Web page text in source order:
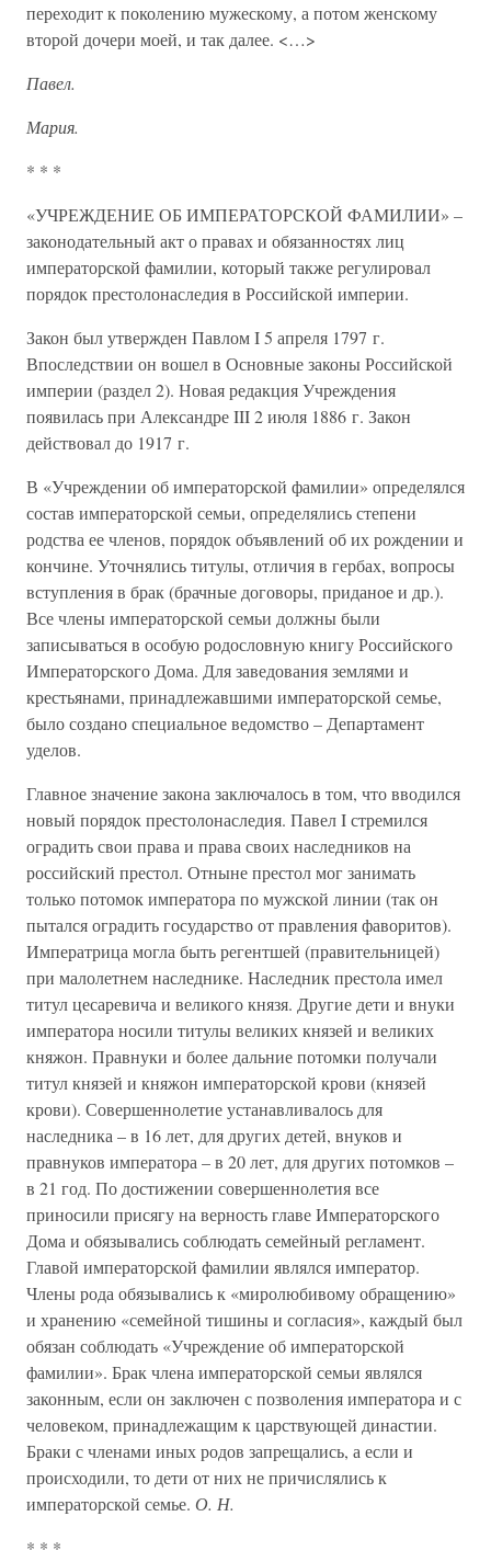
переходит к поколению мужескому, а потом женскому
второй дочери моей, и так далее. <…>
Павел.
Мария.
* * *
«УЧРЕЖДЕНИЕ ОБ ИМПЕРАТОРСКОЙ ФАМИЛИИ» –
законодательный акт о правах и обязанностях лиц
императорской фамилии, который также регулировал
порядок престолонаследия в Российской империи.
Закон был утвержден Павлом I 5 апреля 1797 г.
Впоследствии он вошел в Основные законы Российской
империи (раздел 2). Новая редакция Учреждения
появилась при Александре III 2 июля 1886 г. Закон
действовал до 1917 г.
В «Учреждении об императорской фамилии» определялся
состав императорской семьи, определялись степени
родства ее членов, порядок объявлений об их рождении и
кончине. Уточнялись титулы, отличия в гербах, вопросы
вступления в брак (брачные договоры, приданое и др.).
Все члены императорской семьи должны были
записываться в особую родословную книгу Российского
Императорского Дома. Для заведования землями и
крестьянами, принадлежавшими императорской семье,
было создано специальное ведомство – Департамент
уделов.
Главное значение закона заключалось в том, что вводился
новый порядок престолонаследия. Павел I стремился
оградить свои права и права своих наследников на
российский престол. Отныне престол мог занимать
только потомок императора по мужской линии (так он
пытался оградить государство от правления фаворитов).
Императрица могла быть регентшей (правительницей)
при малолетнем наследнике. Наследник престола имел
титул цесаревича и великого князя. Другие дети и внуки
императора носили титулы великих князей и великих
княжон. Правнуки и более дальние потомки получали
титул князей и княжон императорской крови (князей
крови). Совершеннолетие устанавливалось для
наследника – в 16 лет, для других детей, внуков и
правнуков императора – в 20 лет, для других потомков –
в 21 год. По достижении совершеннолетия все
приносили присягу на верность главе Императорского
Дома и обязывались соблюдать семейный регламент.
Главой императорской фамилии являлся император.
Члены рода обязывались к «миролюбивому обращению»
и хранению «семейной тишины и согласия», каждый был
обязан соблюдать «Учреждение об императорской
фамилии». Брак члена императорской семьи являлся
законным, если он заключен с позволения императора и с
человеком, принадлежащим к царствующей династии.
Браки с членами иных родов запрещались, а если и
происходили, то дети от них не причислялись к
императорской семье. О. Н.
* * *